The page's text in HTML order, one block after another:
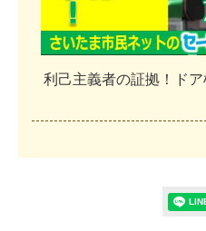
利 己主義者の証拠 ！ ドア